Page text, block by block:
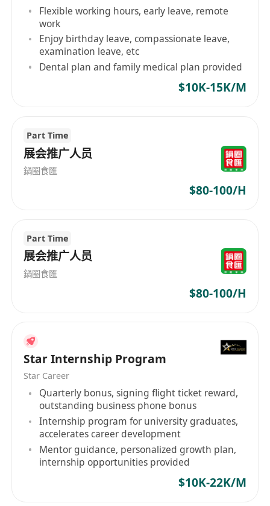
互動、AI輔助內容生成等）並應用於實際運營場
景。
Flexible working hours, early leave, remote
work
Enjoy birthday leave, compassionate leave,
examination leave, etc
Dental plan and family medical plan provided
$10K-15K/M
Part Time
展会推广人员
鍋圈食匯
$80-100/H
Part Time
展会推广人员
鍋圈食匯
$80-100/H
Star Internship Program
Star Career
Quarterly bonus, signing flight ticket reward,
outstanding business phone bonus
Internship program for university graduates,
accelerates career development
Mentor guidance, personalized growth plan,
internship opportunities provided
$10K-22K/M